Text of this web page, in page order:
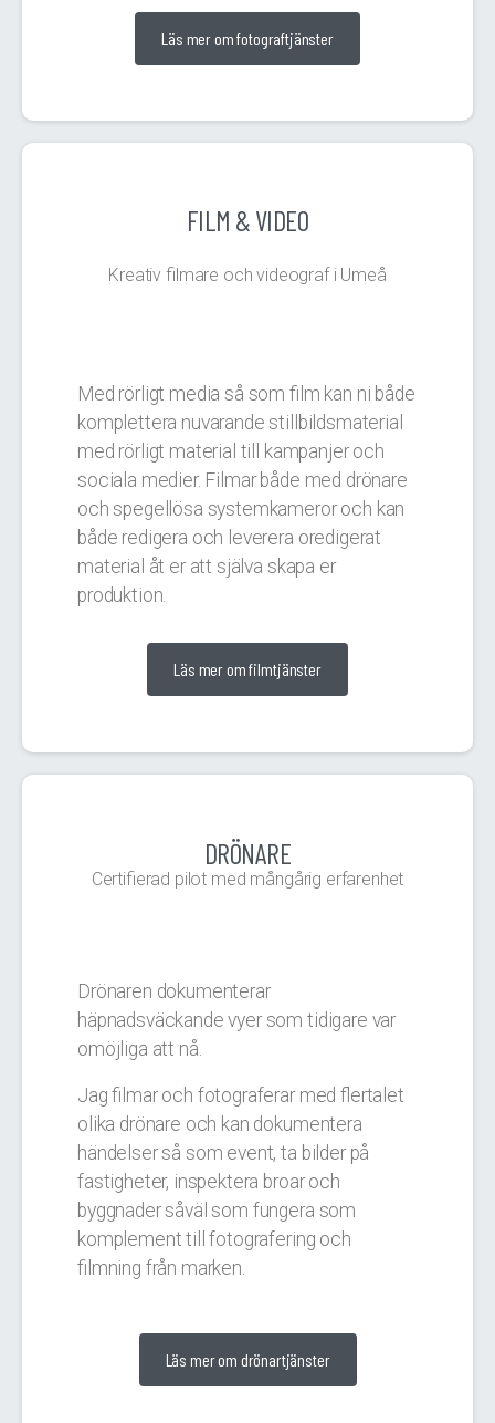
Läs mer om fotograftjänster
FILM & VIDEO
Kreativ filmare och videograf i Umeå
Med rörligt media så som film kan ni både
komplettera nuvarande stillbildsmaterial
med rörligt material till kampanjer och
sociala medier. Filmar både med drönare
och spegellösa systemkameror och kan
både redigera och leverera oredigerat
material åt er att själva skapa er
produktion.
Läs mer om filmtjänster
DRÖNARE
Certifierad pilot med mångårig erfarenhet
Drönaren dokumenterar
häpnadsväckande vyer som tidigare var
omöjliga att nå.
Jag filmar och fotograferar med flertalet
olika drönare och kan dokumentera
händelser så som event, ta bilder på
fastigheter, inspektera broar och
byggnader såväl som fungera som
komplement till fotografering och
filmning från marken.
Läs mer om drönartjänster